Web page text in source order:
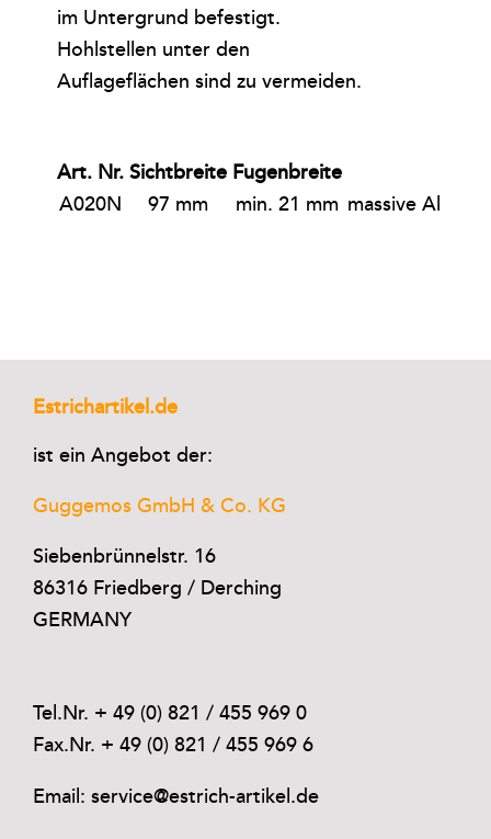
im Untergrund befestigt.
Hohlstellen unter den
Auflageflächen sind zu vermeiden.
Art. Nr.SichtbreiteFugenbreite
A020N
97 mm min. 21 mm massive
Estrichartikel.de
ist ein Angebot der:
Guggemos GmbH & Co. KG
Siebenbrünnelstr. 16
86316 Friedberg / Derching
GERMANY
Tel.Nr. + 49 (0) 821 / 455 969 0
Fax.Nr. + 49 (0) 821 / 455 969 6
Email: service@estrich-artikel.de